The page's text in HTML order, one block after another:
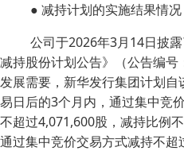
● 减持计划的实施结果情况
公司于2026年3月14日披
减持股份计划公告》（公告编
发展需要，新华发行集团计划
易日后的3个月内，通过集中竞
不超过4,071,600股，减持比例
通过集中竞价交易方式减持不